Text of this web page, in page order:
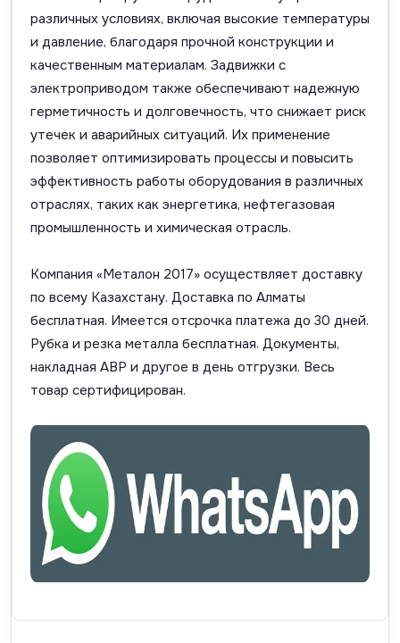
различных условиях, включая высокие температуры
и давление, благодаря прочной конструкции и
качественным материалам. Задвижки с
электроприводом также обеспечивают надежную
герметичность и долговечность, что снижает риск
утечек и аварийных ситуаций. Их применение
позволяет оптимизировать процессы и повысить
эффективность работы оборудования в различных
отраслях, таких как энергетика, нефтегазовая
промышленность и химическая отрасль.
Компания «Металон 2017» осуществляет доставку
по всему Казахстану. Доставка по Алматы
бесплатная. Имеется отсрочка платежа до 30 дней.
Рубка и резка металла бесплатная. Документы,
накладная АВР и другое в день отгрузки. Весь
товар сертифицирован.